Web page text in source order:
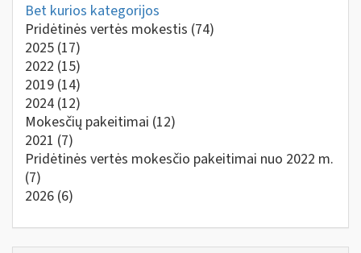
Bet kurios kategorijos
Pridėtinės vertės mokestis (74)
2025 (17)
2022 (15)
2019 (14)
2024 (12)
Mokesčių pakeitimai (12)
2021 (7)
Pridėtinės vertės mokesčio pakeitimai nuo 2022 m.
(7)
2026 (6)